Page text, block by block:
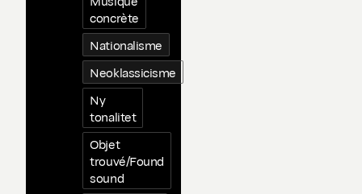
concrète
Nationalisme
Neoklassicisme
Ny
tonalitet
Objet
trouvé/Found
sound